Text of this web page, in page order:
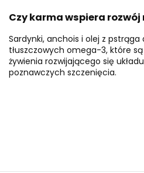
Czy karma wspiera
Sardynki, anchois i olej z
tłuszczowych omega-3, które
żywienia rozwijającego się
poznawczych szczenięcia.